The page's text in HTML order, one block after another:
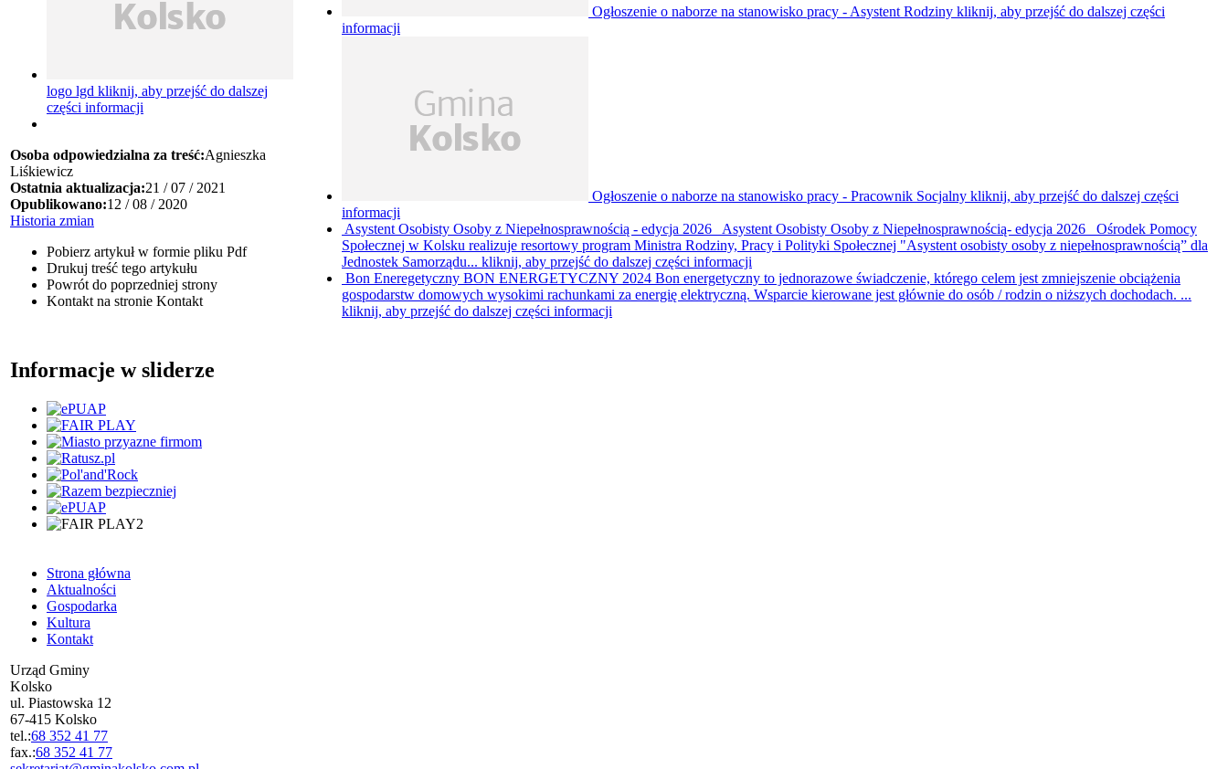
logo lgd kliknij, aby przejść do dalszej
części informacji
Osoba odpowiedzialna za treść:Agnieszka
Liśkiewicz
Ostatnia aktualizacja:21 / 07 / 2021
Opublikowano:12 / 08 / 2020
Historia zmian
Pobierz artykuł w formie pliku Pdf
Drukuj treść tego artykułu
Powrót do poprzedniej strony
Kontakt na stronie Kontakt
Ogłoszenie o naborze na stanowisko pracy - Asystent Rodziny kliknij, aby przejść do dalszej części
informacji
Ogłoszenie o naborze na stanowisko pracy - Pracownik Socjalny kliknij, aby przejść do dalszej części
informacji
Asystent Osobisty Osoby z Niepełnosprawnością - edycja 2026
Asystent Osobisty Osoby z Niepełnosprawnością- edycja 2026 Ośrodek Pomocy
Społecznej w Kolsku realizuje resortowy program Ministra Rodziny, Pracy i Polityki Społecznej "Asystent osobisty osoby z niepełnosprawnością” dla
Jednostek Samorządu... kliknij, aby przejść do dalszej części informacji
Bon Eneregetyczny BON ENERGETYCZNY 2024 Bon energetyczny to jednorazowe świadczenie, którego celem jest zmniejszenie obciążenia
gospodarstw domowych wysokimi rachunkami za energię elektryczną. Wsparcie kierowane jest głównie do osób / rodzin o niższych dochodach. ...
kliknij, aby przejść do dalszej części informacji
Informacje w sliderze
Strona główna
Aktualności
Gospodarka
Kultura
Kontakt
Urząd Gminy
Kolsko
ul. Piastowska 12
67-415 Kolsko
tel.:68 352 41 77
fax.:68 352 41 77